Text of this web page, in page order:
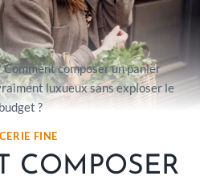
Comment composer un panier
luxueux sans exploser le
?
FINE
COMPOSER